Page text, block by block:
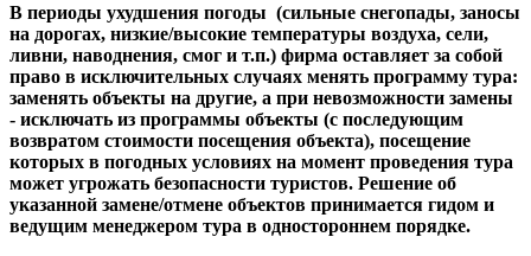
В периоды ухудшения погоды (сильные снегопады, заносы
на дорогах, низкие/высокие температуры воздуха, сели,
ливни, наводнения, смог и т.п.) фирма оставляет за собой
право в исключительных случаях менять программу тура:
заменять объекты на другие, а при невозможности замены
- исключать из программы объекты (с последующим
возвратом стоимости посещения объекта), посещение
которых в погодных условиях на момент проведения тура
может угрожать безопасности туристов. Решение об
указанной замене/отмене объектов принимается гидом и
ведущим менеджером тура в одностороннем порядке.